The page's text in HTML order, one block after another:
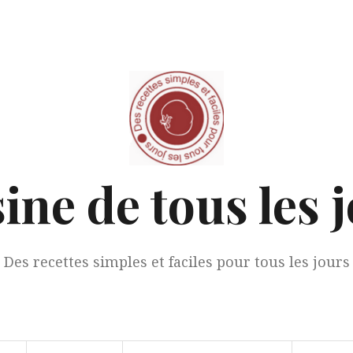
de tous les
Des recettes simples et faciles pour tous les jours